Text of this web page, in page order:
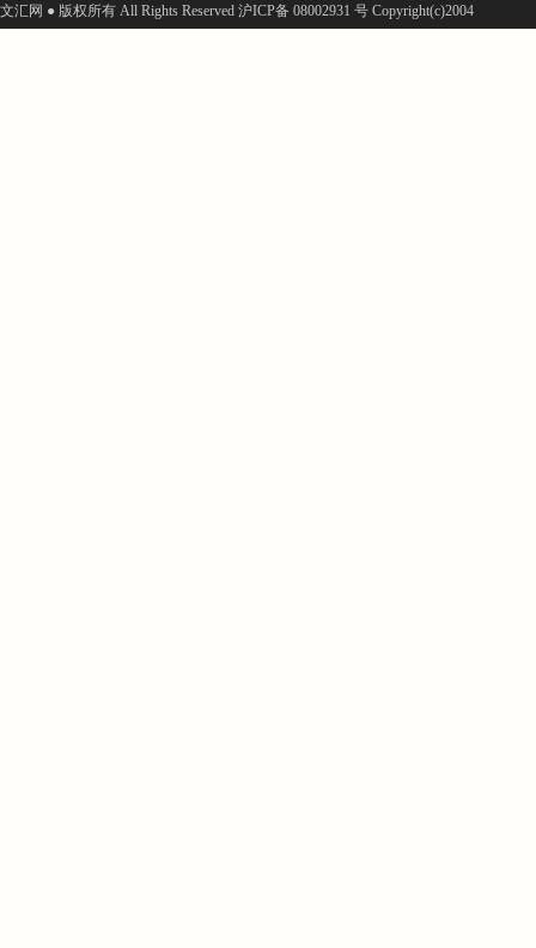
文汇网 ● 版权所有 All Rights Reserved 沪ICP备 08002931 号 Copyright(c)2004